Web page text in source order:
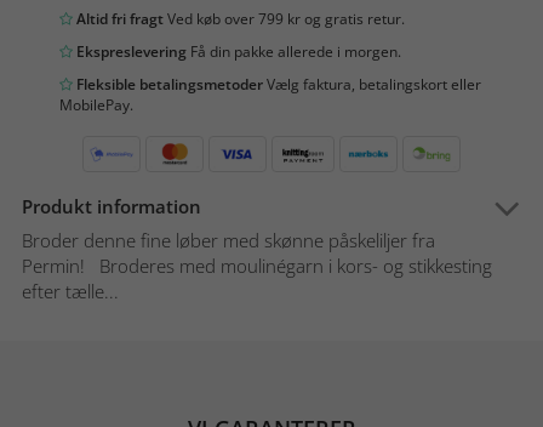
Altid fri fragtVed køb over 799 kr og gratis retur.
Ekspreslevering Få din pakke allerede i morgen.
Fleksible betalingsmetoderVælg faktura, betalingskort eller
MobilePay.
Produkt information
Broder denne fine løber med skønne påskeliljer fra
Permin! Broderes med moulinégarn i kors- og stikkesting
efter tælle...